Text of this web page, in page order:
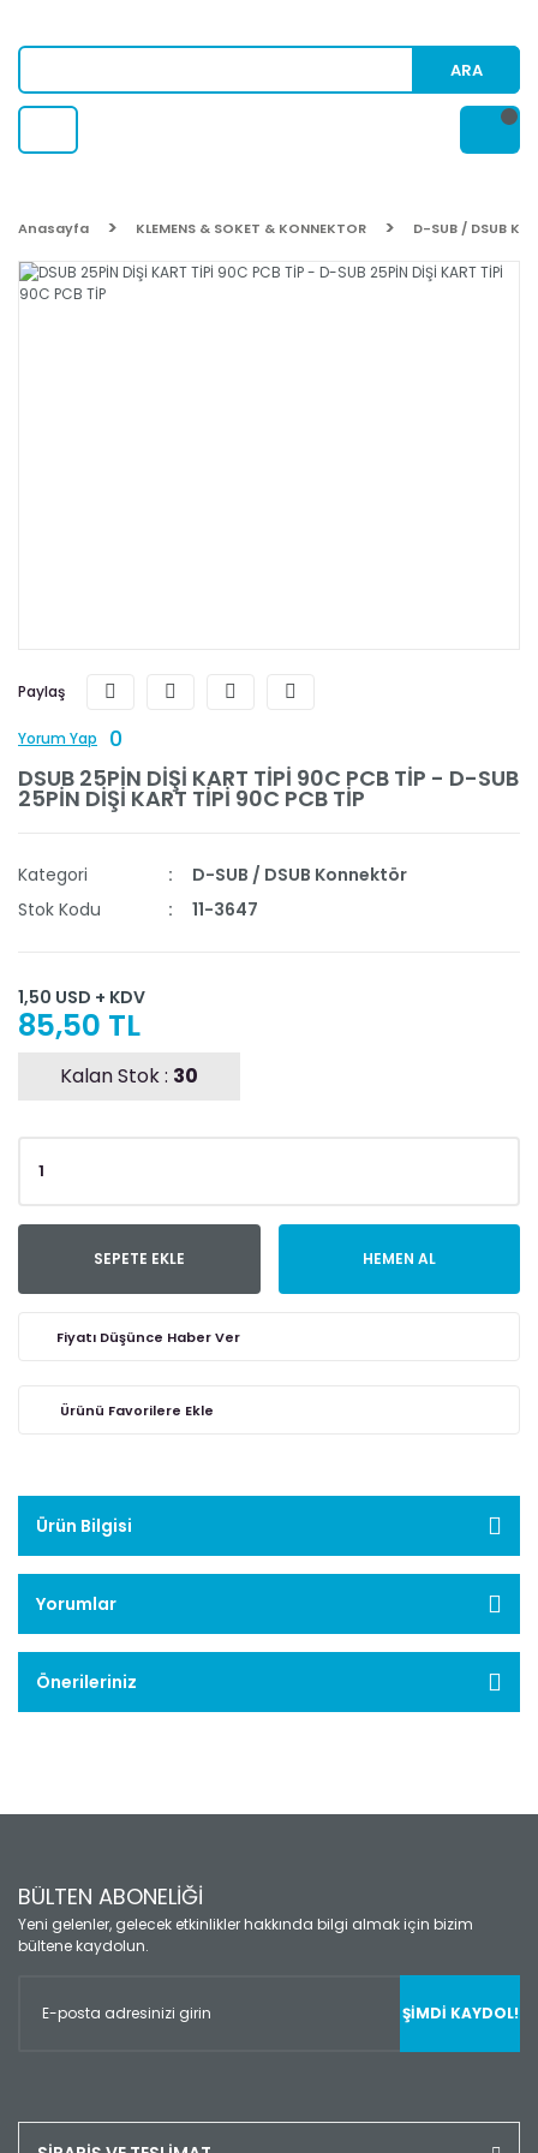
ARA
Anasayfa KLEMENS & SOKET & KONNEKTOR D-SUB / DSUB
Paylaş
Yorum Yap
0
DSUB 25PİN DİŞİ KART TİPİ 90C PCB TİP - D-SUB
25PİN DİŞİ KART TİPİ 90C PCB TİP
Kategori
D-SUB / DSUB Konnektör
Stok Kodu
11-3647
1,50 USD + KDV
85,50 TL
Kalan Stok : 30
SEPETE EKLE HEMEN AL
Fiyatı Düşünce Haber Ver
Ürün Bilgisi
Yorumlar
Önerileriniz
BÜLTEN ABONELİĞİ
Yeni gelenler, gelecek etkinlikler hakkında bilgi almak için bizim
bültene kaydolun.
ŞİMDİ KAYDOL!